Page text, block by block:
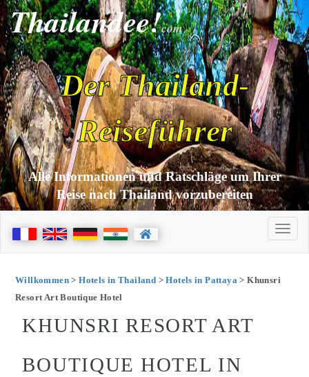
Thailandee!com
Der Thailand-
Reiseführer
Alle Informationen und Ratschläge um Ihrer
Reise nach Thailand vorzubereiten
Willkommen>Hotels in Thailand >Hotels in Pattaya > Khunsri
Resort Art Boutique Hotel
KHUNSRI RESORT ART
BOUTIQUE HOTEL IN